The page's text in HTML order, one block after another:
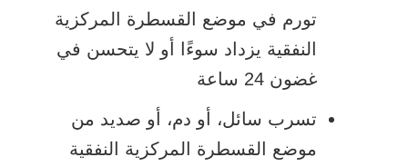
تورم في موضع القسطرة المركزية
النفقية يزداد سوءًا أو لا يتحسن في
غضون 24 ساعة
تسرب سائل، أو دم، أو صديد من
موضع القسطرة المركزية النفقية